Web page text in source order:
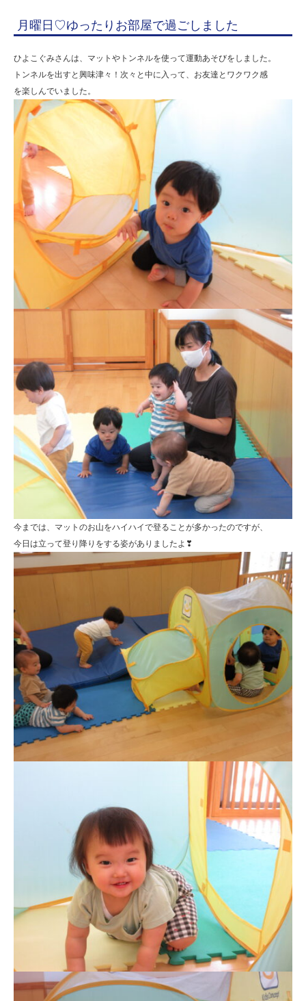
月曜日♡ゆったりお部屋で過ごしました
ひよこぐみさんは、マットやトンネルを使って運動あそびをしました。
トンネルを出すと興味津々！次々と中に入って、お友達とワクワク感
を楽しんでいました。
今までは、マットのお山をハイハイで登ることが多かったのですが、
今日は立って登り降りをする姿がありましたよ❣